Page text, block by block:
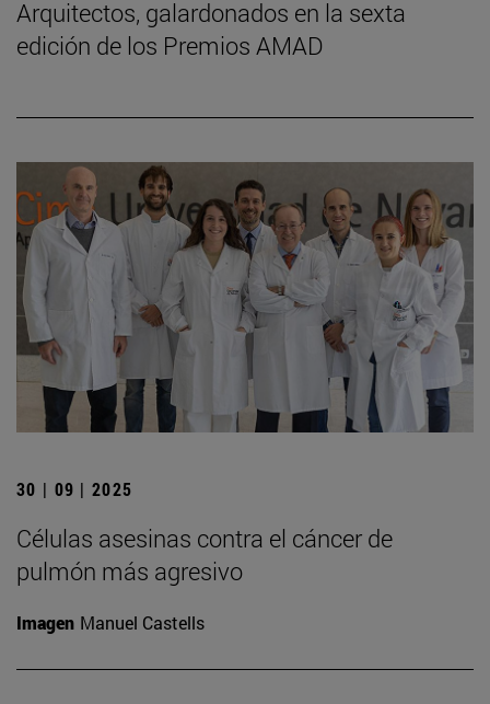
Arquitectos, galardonados en la sexta
edición de los Premios AMAD
30 | 09 | 2025
Células asesinas contra el cáncer de
pulmón más agresivo
Imagen Manuel Castells